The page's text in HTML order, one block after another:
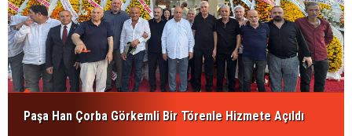
Paşa Han Çorba Görkemli Bir Törenle Hizmete Açıldı